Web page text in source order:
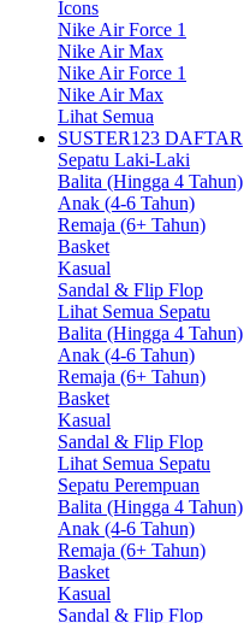
Icons
Nike Air Force 1
Nike Air Max
Nike Air Force 1
Nike Air Max
Lihat Semua
SUSTER123 DAFTAR
Sepatu Laki-Laki
Balita (Hingga 4 Tahun)
Anak (4-6 Tahun)
Remaja (6+ Tahun)
Basket
Kasual
Sandal & Flip Flop
Lihat Semua Sepatu
Balita (Hingga 4 Tahun)
Anak (4-6 Tahun)
Remaja (6+ Tahun)
Basket
Kasual
Sandal & Flip Flop
Lihat Semua Sepatu
Sepatu Perempuan
Balita (Hingga 4 Tahun)
Anak (4-6 Tahun)
Remaja (6+ Tahun)
Basket
Kasual
Sandal & Flip Flop